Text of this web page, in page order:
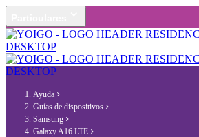
Ayuda
Guías de dispositivos
Samsung
Galaxy A16 LTE